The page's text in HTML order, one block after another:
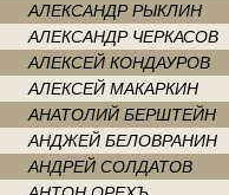
АЛЕКСАНДР РЫКЛИН
АЛЕКСАНДР ЧЕРКАСОВ
АЛЕКСЕЙ КОНДАУРОВ
АЛЕКСЕЙ МАКАРКИН
АНАТОЛИЙ БЕРШТЕЙН
АНДЖЕЙ БЕЛОВРАНИН
АНДРЕЙ СОЛДАТОВ